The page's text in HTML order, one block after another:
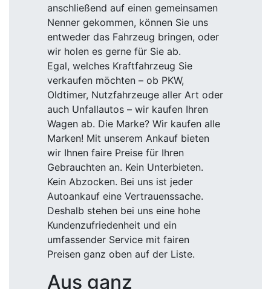
anschließend auf einen gemeinsamen
Nenner gekommen, können Sie uns
entweder das Fahrzeug bringen, oder
wir holen es gerne für Sie ab.
Egal, welches Kraftfahrzeug Sie
verkaufen möchten – ob PKW,
Oldtimer, Nutzfahrzeuge aller Art oder
auch Unfallautos – wir kaufen Ihren
Wagen ab. Die Marke? Wir kaufen alle
Marken! Mit unserem Ankauf bieten
wir Ihnen faire Preise für Ihren
Gebrauchten an. Kein Unterbieten.
Kein Abzocken. Bei uns ist jeder
Autoankauf eine Vertrauenssache.
Deshalb stehen bei uns eine hohe
Kundenzufriedenheit und ein
umfassender Service mit fairen
Preisen ganz oben auf der Liste.
Aus ganz